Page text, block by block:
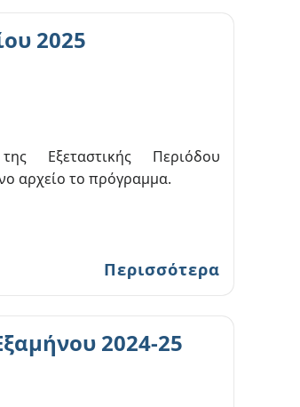
2025
Εξεταστικής Περιόδου
αρχείο το πρόγραμμα.
Περισσότερα
2024-25